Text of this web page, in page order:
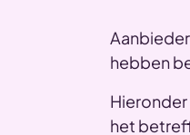
hebben
het